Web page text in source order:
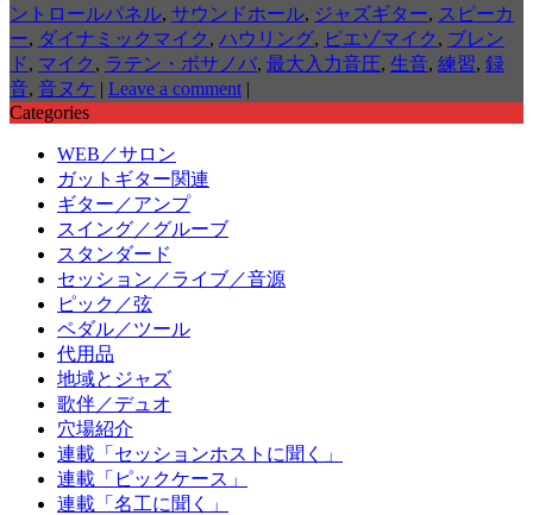
ントロールパネル, サウンドホール, ジャズギター, スピーカ
ー, ダイナミックマイク , ハウリング, ピエゾマイク , ブレン
ド, マイク , ラテン・ボサノバ, 最大入力音圧, 生音, 練習, 録
音, 音ヌケ | Leave a comment |
Categories
WEB／サロン
ガットギター関連
ギター／アンプ
スイング／グルーブ
スタンダード
セッション／ライブ／音源
ピック／弦
ペダル／ツール
代用品
地域とジャズ
歌伴／デュオ
穴場紹介
連載「セッションホストに聞く」
連載「ピックケース」
連載「名工に聞く」